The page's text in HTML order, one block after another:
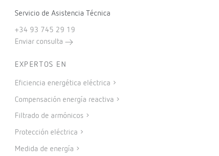
Servicio de Asistencia Técnica
+34 93 745 29 19
Enviar consulta
EXPERTOS EN
Eficiencia energética eléctrica
Compensación energía reactiva
Filtrado de armónicos
Protección eléctrica
Medida de energía